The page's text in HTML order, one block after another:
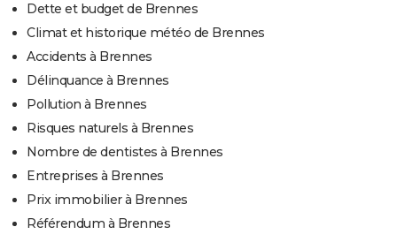
Dette et budget de Brennes
Climat et historique météo de Brennes
Accidents à Brennes
Délinquance à Brennes
Pollution à Brennes
Risques naturels à Brennes
Nombre de dentistes à Brennes
Entreprises à Brennes
Prix immobilier à Brennes
Référendum à Brennes